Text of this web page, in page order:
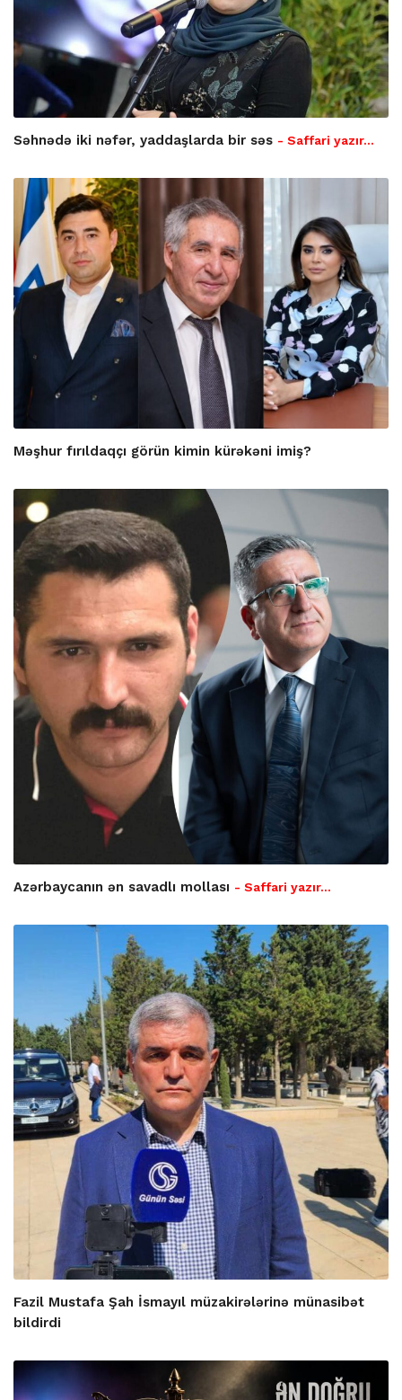
Səhnədə iki nəfər, yaddaşlarda bir səs - Saffari yazır…
Məşhur fırıldaqçı görün kimin kürəkəni imiş?
Azərbaycanın ən savadlı mollası - Saffari yazır…
Fazil Mustafa Şah İsmayıl müzakirələrinə münasibət
bildirdi